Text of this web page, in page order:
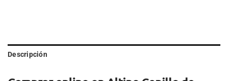
Descripción